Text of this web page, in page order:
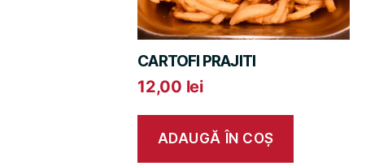
CARTOFI PRAJITI
12,00 lei
ADAUGĂ ÎN COȘ